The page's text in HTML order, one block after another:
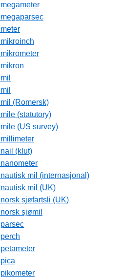
(Romersk)
(statutory)
(US survey)
(klut)
mil (internasjonal)
mil (UK)
sjøfartsli (UK)
sjømil